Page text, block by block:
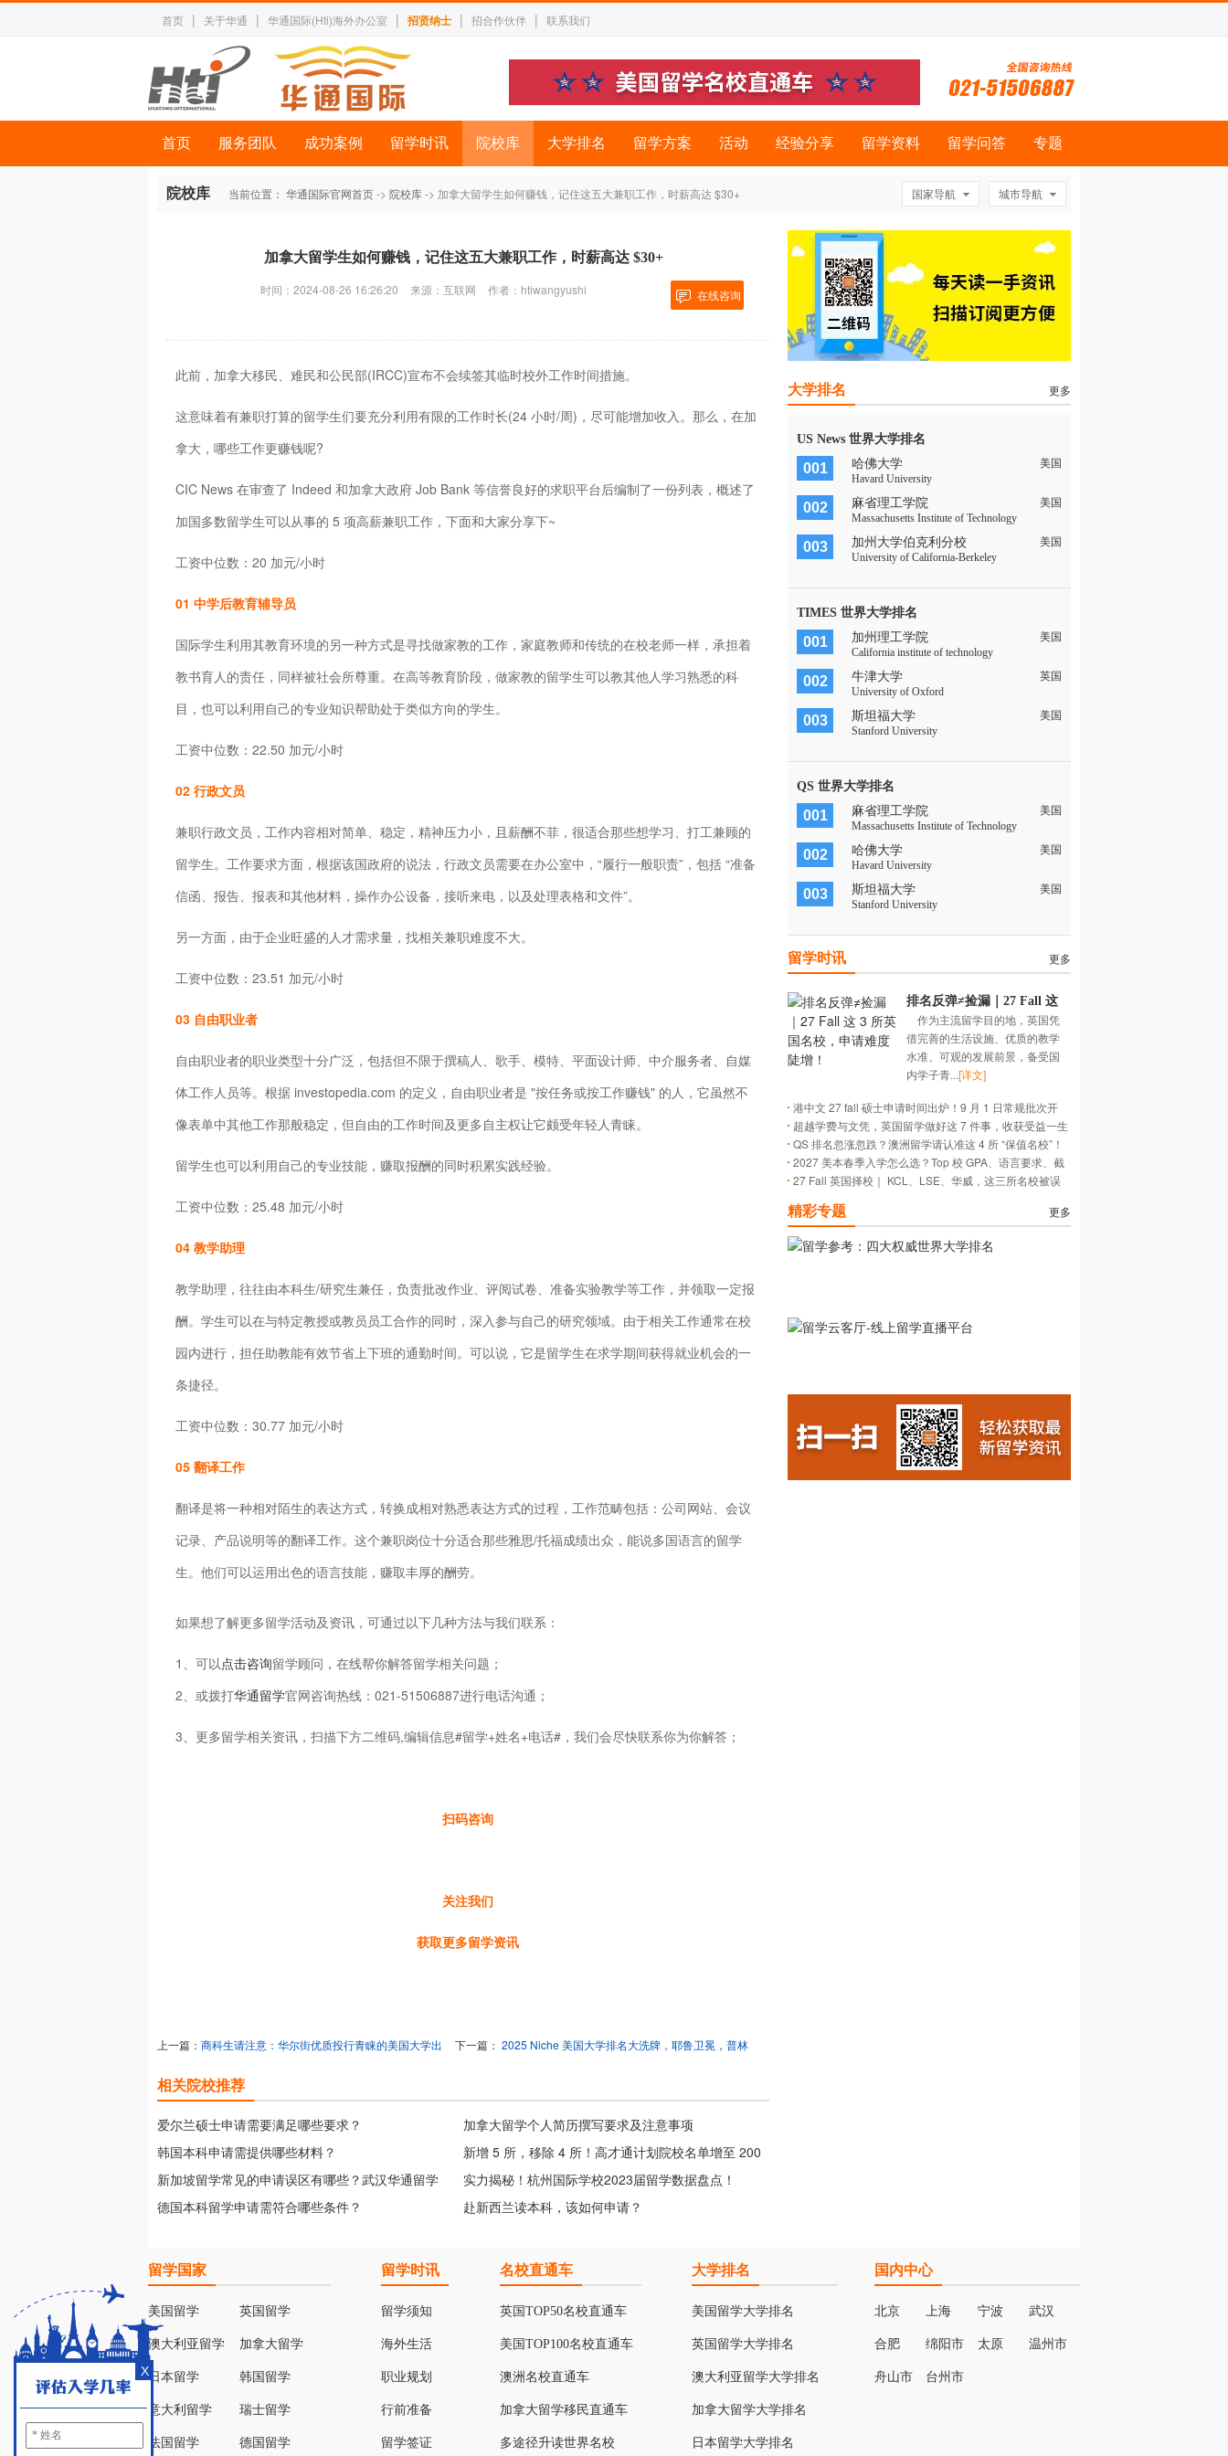
首页 | 关于华通 | 华通国际(Hti)海外办公室 | 招贤纳士 | 招合作伙伴 | 联系我们
首页 服务团队 成功案例 留学时讯 院校库 大学排名 留学方案 活动 经验分享 留学资料 留学问答 专题
院校库 国家导航 城市导航
当前位置： 华通国际官网首页-> 院校库-> 加拿大留学生如何赚钱，记住这五大兼职工作，时薪高达 $30+
加拿大留学生如何赚钱，记住这五大兼职工作，时薪高达 $30+
在线咨询
时间：2024-08-26 16:26:20 来源：互联网 作者：htiwangyushi
此前，加拿大移民、难民和公民部(IRCC)宣布不会续签其临时校外工作时间措施。
这意味着有兼职打算的留学生们要充分利用有限的工作时长(24 小时/周)，尽可能增加收入。那么，在加
拿大，哪些工作更赚钱呢?
CIC News 在审查了 Indeed 和加拿大政府 Job Bank 等信誉良好的求职平台后编制了一份列表，概述了
加国多数留学生可以从事的 5 项高薪兼职工作，下面和大家分享下~
工资中位数：20 加元/小时
01 中学后教育辅导员
国际学生利用其教育环境的另一种方式是寻找做家教的工作，家庭教师和传统的在校老师一样，承担着
教书育人的责任，同样被社会所尊重。在高等教育阶段，做家教的留学生可以教其他人学习熟悉的科
目，也可以利用自己的专业知识帮助处于类似方向的学生。
工资中位数：22.50 加元/小时
02 行政文员
兼职行政文员，工作内容相对简单、稳定，精神压力小，且薪酬不菲，很适合那些想学习、打工兼顾的
留学生。工作要求方面，根据该国政府的说法，行政文员需要在办公室中，“履行一般职责”，包括 “准备
信函、报告、报表和其他材料，操作办公设备，接听来电，以及处理表格和文件”。
另一方面，由于企业旺盛的人才需求量，找相关兼职难度不大。
工资中位数：23.51 加元/小时
03 自由职业者
自由职业者的职业类型十分广泛，包括但不限于撰稿人、歌手、模特、平面设计师、中介服务者、自媒
体工作人员等。根据 investopedia.com 的定义，自由职业者是 "按任务或按工作赚钱" 的人，它虽然不
像表单中其他工作那般稳定，但自由的工作时间及更多自主权让它颇受年轻人青睐。
留学生也可以利用自己的专业技能，赚取报酬的同时积累实践经验。
工资中位数：25.48 加元/小时
04 教学助理
教学助理，往往由本科生/研究生兼任，负责批改作业、评阅试卷、准备实验教学等工作，并领取一定报
酬。学生可以在与特定教授或教员员工合作的同时，深入参与自己的研究领域。由于相关工作通常在校
园内进行，担任助教能有效节省上下班的通勤时间。可以说，它是留学生在求学期间获得就业机会的一
条捷径。
工资中位数：30.77 加元/小时
05 翻译工作
翻译是将一种相对陌生的表达方式，转换成相对熟悉表达方式的过程，工作范畴包括：公司网站、会议
记录、产品说明等的翻译工作。这个兼职岗位十分适合那些雅思/托福成绩出众，能说多国语言的留学
生。他们可以运用出色的语言技能，赚取丰厚的酬劳。
如果想了解更多留学活动及资讯，可通过以下几种方法与我们联系：
1、可以点击咨询留学顾问，在线帮你解答留学相关问题；
2、或拨打华通留学官网咨询热线：021-51506887进行电话沟通；
3、更多留学相关资讯，扫描下方二维码,编辑信息#留学+姓名+电话#，我们会尽快联系你为你解答；
扫码咨询
关注我们
获取更多留学资讯
上一篇： 商科生请注意：华尔街优质投行青睐的美国大学出
下一篇：2025 Niche 美国大学排名大洗牌，耶鲁卫冕，普林
相关院校推荐
爱尔兰硕士申请需要满足哪些要求？
加拿大留学个人简历撰写要求及注意事项
韩国本科申请需提供哪些材料？
新增 5 所，移除 4 所！高才通计划院校名单增至 200
所！
新加坡留学常见的申请误区有哪些？武汉华通留学
实力揭秘！杭州国际学校2023届留学数据盘点！
德国本科留学申请需符合哪些条件？
赴新西兰读本科，该如何申请？
大学排名 更多
US News 世界大学排名
001 哈佛大学
美国
Havard University
002 麻省理工学院
美国
Massachusetts Institute of Technology
003 加州大学伯克利分校
美国
University of California-Berkeley
TIMES 世界大学排名
001 加州理工学院
美国
California institute of technology
002 牛津大学
英国
University of Oxford
003 斯坦福大学
美国
Stanford University
QS 世界大学排名
001 麻省理工学院
美国
Massachusetts Institute of Technology
002 哈佛大学
美国
Havard University
003 斯坦福大学
美国
Stanford University
留学时讯 更多
排名反弹≠捡漏｜27 Fall 这
3 所英国名校，申请难度陡
增！
作为主流留学目的地，英国凭
借完善的生活设施、优质的教学
水准、可观的发展前景，备受国
内学子青...[详文]
港中文 27 fall 硕士申请时间出炉！9 月 1 日常规批次开
放！
超越学费与文凭，英国留学做好这 7 件事，收获受益一生
的成长~
QS 排名忽涨忽跌？澳洲留学请认准这 4 所 “保值名校”！
2027 美本春季入学怎么选？Top 校 GPA、语言要求、截
止日期大盘点
27 Fall 英国择校｜ KCL、LSE、华威，这三所名校被误
精彩专题 更多
X
留学国家
美国留学 英国留学
澳大利亚留学 加拿大留学
日本留学 韩国留学
意大利留学 瑞士留学
法国留学 德国留学
留学时讯
留学须知
海外生活
职业规划
行前准备
留学签证
名校直通车
英国TOP50名校直通车
美国TOP100名校直通车
澳洲名校直通车
加拿大留学移民直通车
多途径升读世界名校
大学排名
美国留学大学排名
英国留学大学排名
澳大利亚留学大学排名
加拿大留学大学排名
日本留学大学排名
国内中心
北京 上海 宁波 武汉
合肥 绵阳市 太原 温州市
舟山市 台州市